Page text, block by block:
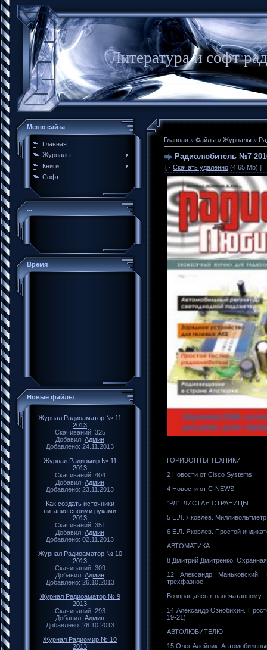
Литература и софт
Меню сайта
Главная
Журналы
Книги
Софт
...
Время
Новые файлы
Журнал Радиоаматор № 11
2013
Скачиваний: 325
Добавил: Админ
Добавлено: 24.11.2013
Журнал Радиомир № 11
2013
Скачиваний: 404
Добавил: Админ
Добавлено: 23.11.2013
Как создать источники
питания своими руками
2013
Скачиваний: 351
Добавил: Админ
Добавлено: 02.11.2013
Журнал Радиоаматор № 10
2013
Скачиваний: 309
Добавил: Админ
Добавлено: 26.10.2013
Журнал Радиоаматор № 9
2013
Скачиваний: 293
Добавил: Админ
Добавлено: 26.10.2013
Журнал Радиомир № 10
2013
Главная » Файлы » Журналы »
Радиолюбитель №7
[ · Скачать удаленно (4.65 Mb) ]
ГОРИЗОНТЫ ТЕХНИКИ
2 Новости от Сisco Systems
4 Новости от C·NEWS
"РЛ”: ЛИСТАЯ СТРАНИЦЫ
5 Е.Л. Яковлев. Милливольтметр
6 Е.Л. Яковлев. Простой
АВТОМАТИКА
8 Дмитрий Дмитренко.
12 Александр Маньковский.
трехфазное
Возвращаясь к напечатанному
14 Александр Ознобихин.
19-21)
АВТОЛЮБИТЕЛЮ
15 Олег Алейник.